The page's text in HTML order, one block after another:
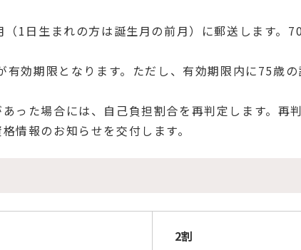
1日生まれの方は誕生月の前月）に郵送します。
効期限となります。ただし、有効期限内に75歳の
った場合には、自己負担割合を再判定します。再
情報のお知らせを交付します。
2割